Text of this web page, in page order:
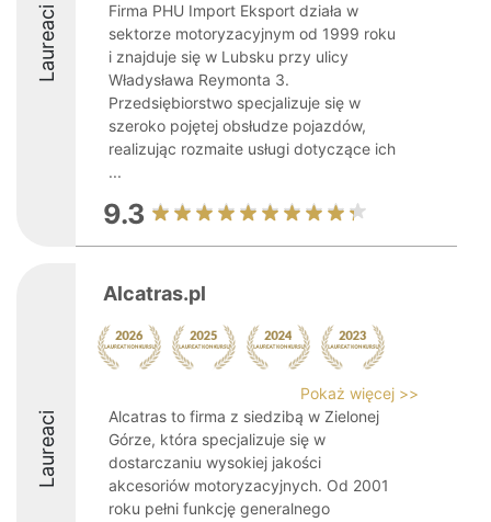
Laureaci
Firma PHU Import Eksport działa w
sektorze motoryzacyjnym od 1999 roku
i znajduje się w Lubsku przy ulicy
Władysława Reymonta 3.
Przedsiębiorstwo specjalizuje się w
szeroko pojętej obsłudze pojazdów,
realizując rozmaite usługi dotyczące ich
...
9.3
Laureaci
Alcatras.pl
Pokaż więcej >>
Alcatras to firma z siedzibą w Zielonej
Górze, która specjalizuje się w
dostarczaniu wysokiej jakości
akcesoriów motoryzacyjnych. Od 2001
roku pełni funkcję generalnego